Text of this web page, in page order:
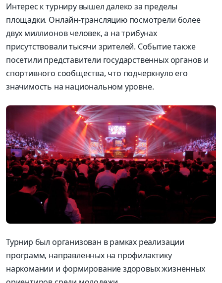
Интерес к турниру вышел далеко за пределы
площадки. Онлайн-трансляцию посмотрели более
двух миллионов человек, а на трибунах
присутствовали тысячи зрителей. Событие также
посетили представители государственных органов и
спортивного сообщества, что подчеркнуло его
значимость на национальном уровне.
Турнир был организован в рамках реализации
программ, направленных на профилактику
наркомании и формирование здоровых жизненных